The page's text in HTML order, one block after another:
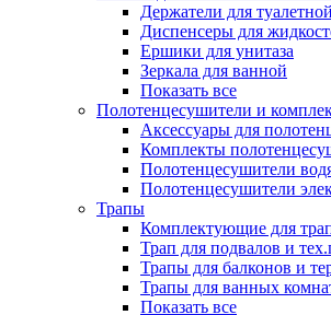
Держатели для
Диспенсеры для
Ершики для унитаза
Зеркала для ванной
Показать все
Полотенцесушители и
Аксессуары для
Комплекты
Полотенцесушители
Полотенцесушители
Трапы
Комплектующие для
Трап для подвалов и
Трапы для балконов и
Трапы для ванных
Показать все